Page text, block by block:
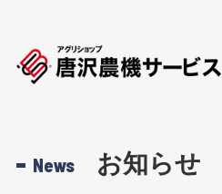
News お知らせ